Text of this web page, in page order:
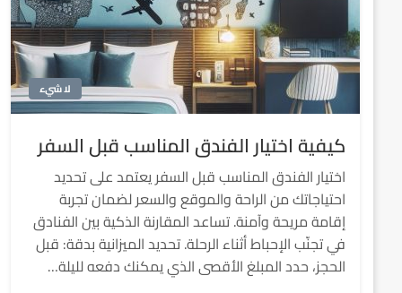
لا شيء
كيفية اختيار الفندق المناسب قبل السفر
اختيار الفندق المناسب قبل السفر يعتمد على تحديد
احتياجاتك من الراحة والموقع والسعر لضمان تجربة
إقامة مريحة وآمنة. تساعد المقارنة الذكية بين الفنادق
في تجنّب الإحباط أثناء الرحلة. تحديد الميزانية بدقة: قبل
الحجز، حدد المبلغ الأقصى الذي يمكنك دفعه لليلة…